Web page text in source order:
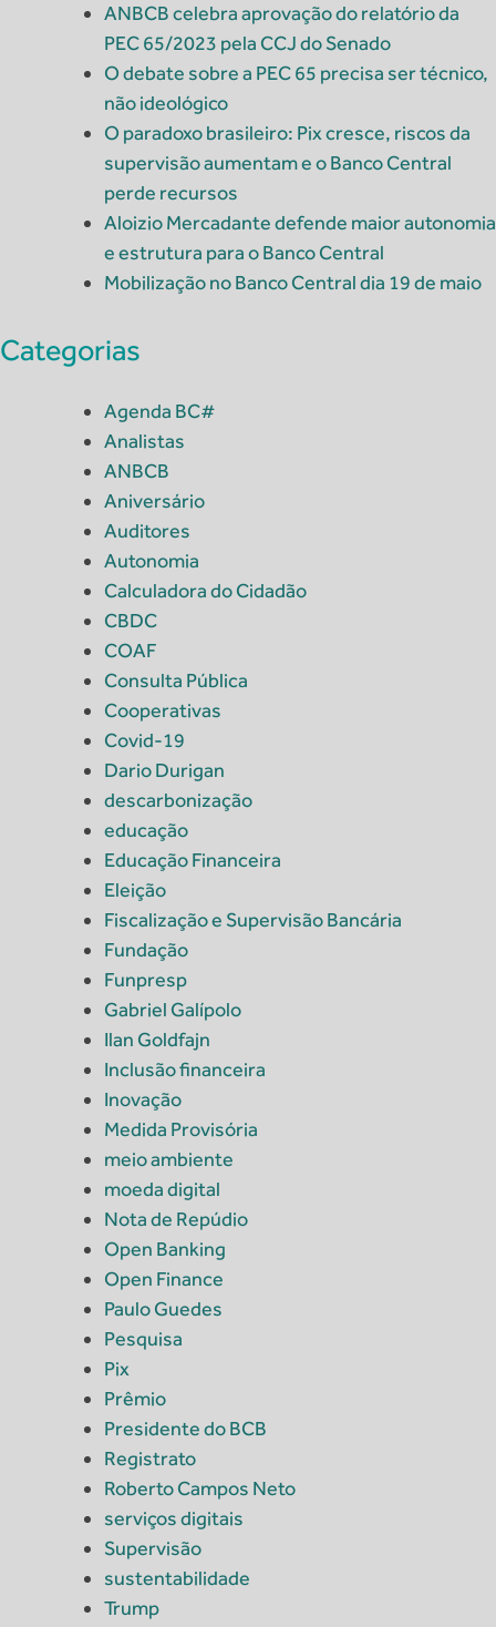
ANBCB celebra aprovação do relatório da
PEC 65/2023 pela CCJ do Senado
O debate sobre a PEC 65 precisa ser técnico,
não ideológico
O paradoxo brasileiro: Pix cresce, riscos da
supervisão aumentam e o Banco Central
perde recursos
Aloizio Mercadante defende maior autonomia
e estrutura para o Banco Central
Mobilização no Banco Central dia 19 de maio
Categorias
Agenda BC#
Analistas
ANBCB
Aniversário
Auditores
Autonomia
Calculadora do Cidadão
CBDC
COAF
Consulta Pública
Cooperativas
Covid-19
Dario Durigan
descarbonização
educação
Educação Financeira
Eleição
Fiscalização e Supervisão Bancária
Fundação
Funpresp
Gabriel Galípolo
Ilan Goldfajn
Inclusão financeira
Inovação
Medida Provisória
meio ambiente
moeda digital
Nota de Repúdio
Open Banking
Open Finance
Paulo Guedes
Pesquisa
Pix
Prêmio
Presidente do BCB
Registrato
Roberto Campos Neto
serviços digitais
Supervisão
sustentabilidade
Trump